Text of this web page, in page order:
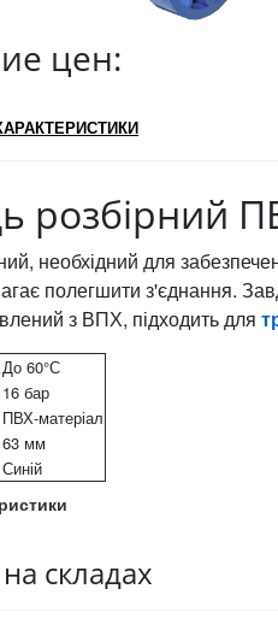
цен:
розбірний
необхідний для
полегшити з'єднання.
з ВПХ, підходить для
До 60°С
16 бар
ПВХ-матеріал
63 мм
Синій
складах